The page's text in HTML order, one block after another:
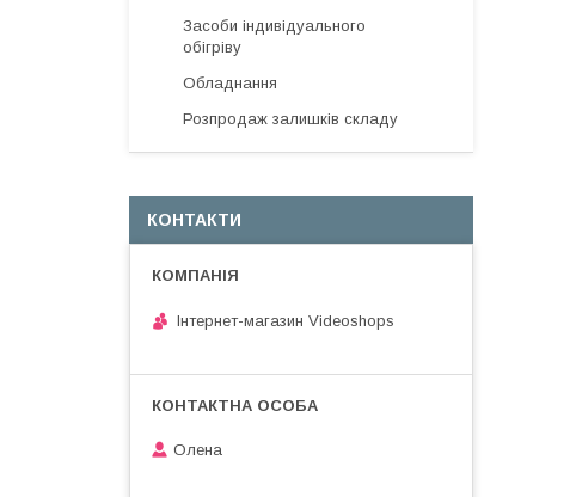
Засоби індивідуального
обігріву
Обладнання
Розпродаж залишків складу
КОНТАКТИ
Інтернет-магазин Videoshops
Олена